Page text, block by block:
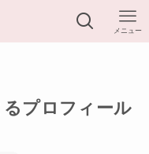
メニュー
プロフィール